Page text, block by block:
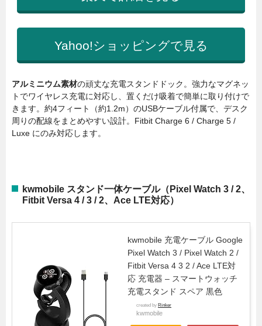
Yahoo!ショッピングで見る
アルミニウム素材の頑丈な充電スタンドドック。強力なマグネッ
トでワイヤレス充電に対応し、置くだけ吸着で簡単に取り付けで
きます。約4フィート（約1.2m）のUSBケーブル付属で、デスク
周りの配線をまとめやすい設計。Fitbit Charge 6 / Charge 5 /
Luxe にのみ対応します。
kwmobile スタンド一体ケーブル（Pixel Watch 3 / 2、
Fitbit Versa 4 / 3 / 2、Ace LTE対応）
kwmobile 充電ケーブル Google
Pixel Watch 3 / Pixel Watch 2 /
Fitbit Versa 4 3 2 / Ace LTE対
応 充電器 – スマートウォッチ
充電スタンド スペア 黒色
created by Rinker
kwmobile